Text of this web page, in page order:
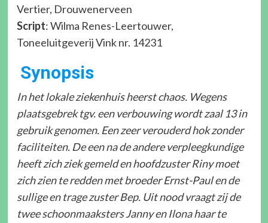
Vertier, Drouwenerveen
Script: Wilma Renes-Leertouwer,
Toneeluitgeverij Vink nr. 14231
Synopsis
In het lokale ziekenhuis heerst chaos. Wegens
plaatsgebrek tgv. een verbouwing wordt zaal 13 in
gebruik genomen. Een zeer verouderd hok zonder
faciliteiten. De een na de andere verpleegkundige
heeft zich ziek gemeld en hoofdzuster Riny moet
zich zien te redden met broeder Ernst-Paul en de
sullige en trage zuster Bep. Uit nood vraagt zij de
twee schoonmaaksters Janny en Ilona haar te